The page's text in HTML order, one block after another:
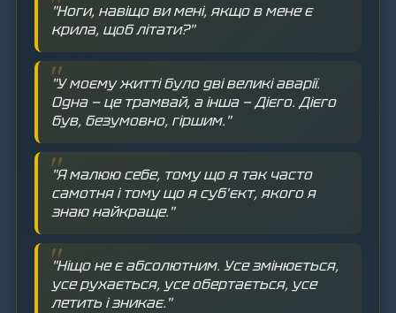
"Ноги, навіщо ви мені, якщо в мене є
крила, щоб літати?"
"У моєму житті було дві великі аварії.
Одна — це трамвай, а інша — Дієго. Дієго
був, безумовно, гіршим."
"Я малюю себе, тому що я так часто
самотня і тому що я суб'єкт, якого я
знаю найкраще."
"Ніщо не є абсолютним. Усе змінюється,
усе рухається, усе обертається, усе
летить і зникає."